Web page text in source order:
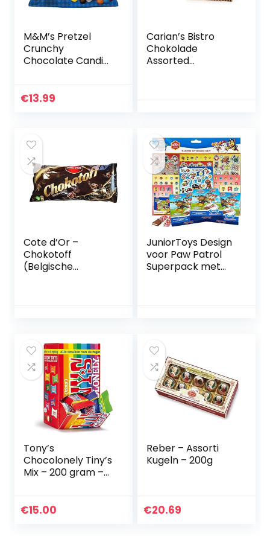
M&M’s Pretzel
Crunchy
Chocolate Candies
€13.99
Carian’s Bistro
Chokolade
Assorted
chokoladeelskere,
Holiday Collection,
Limited Edition, 24
Count, 250g …
Cote d’Or –
Chokotoff
(Belgische
JuniorToys Design
voor Paw Patrol
Superpack met
Tony’s
Chocolonely Tiny’s
Mix – 200 gram –
€15.00
Reber – Assorti
Kugeln – 200g
€20.69